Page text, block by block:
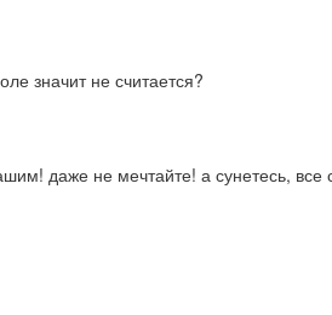
значит не считается?
даже не мечтайте! а сунетесь,